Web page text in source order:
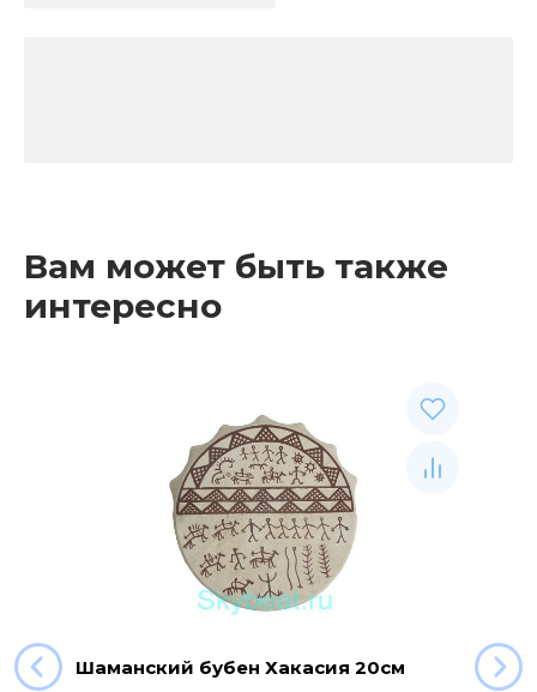
Вам может быть также
интересно
Шаманский бубен Хакасия 20см